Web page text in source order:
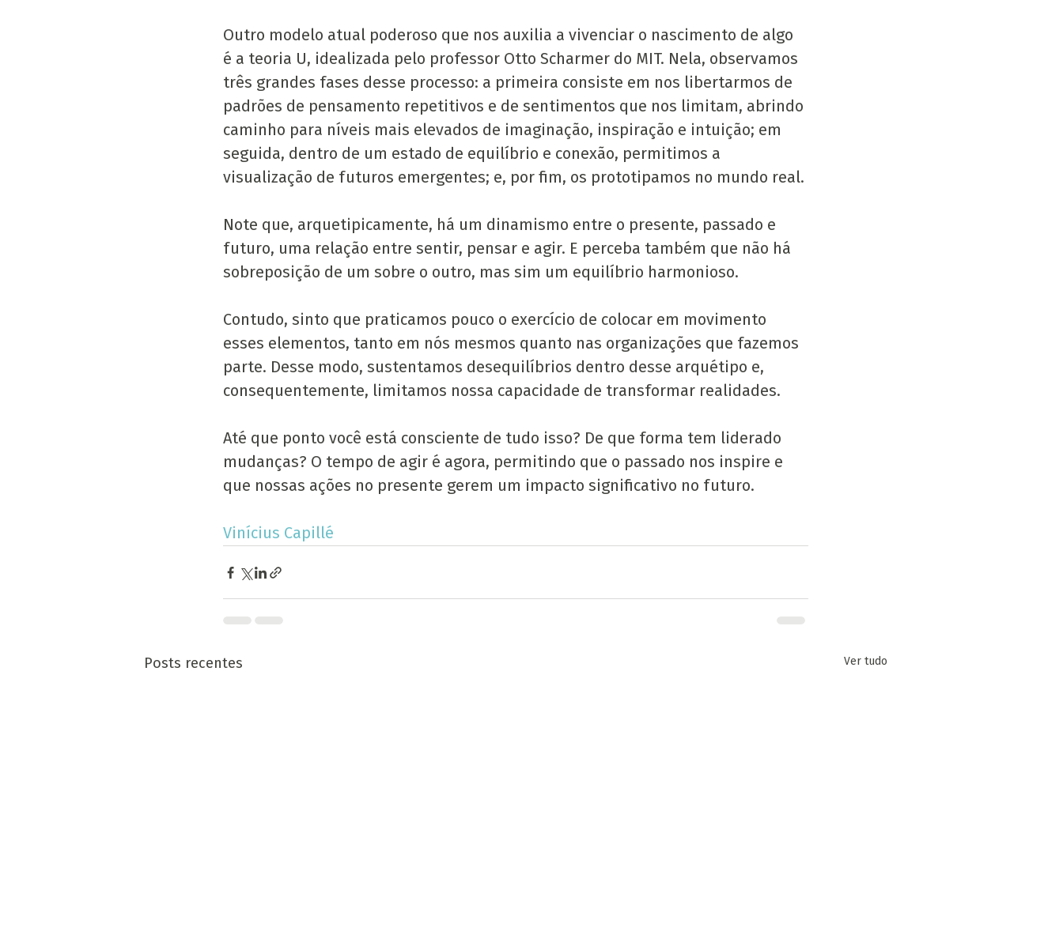
Outro modelo atual poderoso que nos auxilia a vivenciar o nascimento de algo
é a teoria U, idealizada pelo professor Otto Scharmer do MIT. Nela, observamos
três grandes fases desse processo: a primeira consiste em nos libertarmos de
padrões de pensamento repetitivos e de sentimentos que nos limitam, abrindo
caminho para níveis mais elevados de imaginação, inspiração e intuição; em
seguida, dentro de um estado de equilíbrio e conexão, permitimos a
visualização de futuros emergentes; e, por fim, os prototipamos no mundo real.
Note que, arquetipicamente, há um dinamismo entre o presente, passado e
futuro, uma relação entre sentir, pensar e agir. E perceba também que não há
sobreposição de um sobre o outro, mas sim um equilíbrio harmonioso.
Contudo, sinto que praticamos pouco o exercício de colocar em movimento
esses elementos, tanto em nós mesmos quanto nas organizações que fazemos
parte. Desse modo, sustentamos desequilíbrios dentro desse arquétipo e,
consequentemente, limitamos nossa capacidade de transformar realidades.
Até que ponto você está consciente de tudo isso? De que forma tem liderado
mudanças? O tempo de agir é agora, permitindo que o passado nos inspire e
que nossas ações no presente gerem um impacto significativo no futuro.
Vinícius Capillé
Posts recentes Ver tudo